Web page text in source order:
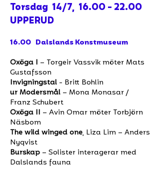
Torsdag 14/7, 16.00 - 22.00
UPPERUD
16.00 Dalslands Konstmuseum
Oxöga I – Torgeir Vassvik möter Mats
Gustafsson
Invigningstal - Britt Bohlin
ur Modersmål – Mona Monasar /
Franz Schubert
Oxöga II – Avin Omar möter Torbjörn
Näsbom
The wild winged one, Liza Lim – Anders
Nyqvist
Burskap – Solister interagerar med
Dalslands fauna